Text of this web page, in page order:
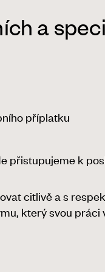
a
příplatku
přistupujeme k
citlivě a s
který svou práci